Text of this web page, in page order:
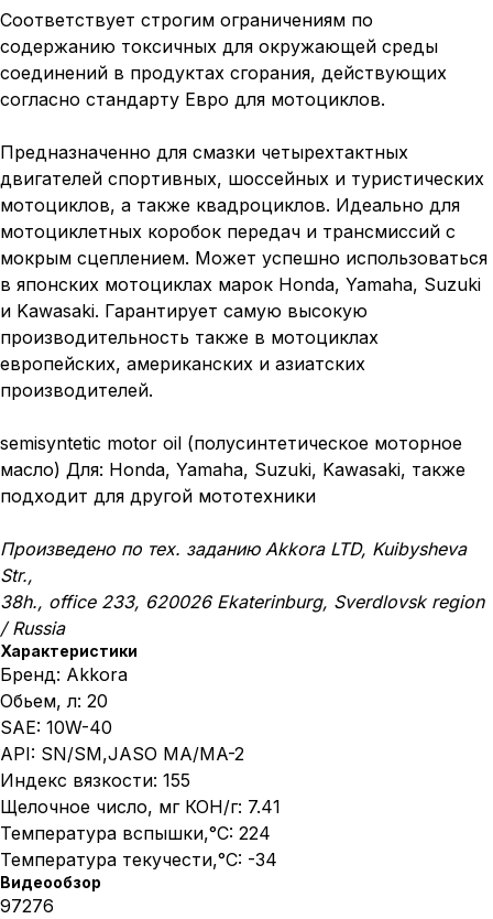
Соответствует строгим ограничениям по
содержанию токсичных для окружающей среды
соединений в продуктах сгорания, действующих
согласно стандарту Евро для мотоциклов.
Предназначенно для смазки четырехтактных
двигателей спортивных, шоссейных и туристических
мотоциклов, а также квадроциклов. Идеально для
мотоциклетных коробок передач и трансмиссий с
мокрым сцеплением. Может успешно использоваться
в японских мотоциклах марок Honda, Yamaha, Suzuki
и Kawasaki. Гарантирует самую высокую
производительность также в мотоциклах
европейских, американских и азиатских
производителей.
semisyntetic motor oil (полусинтетическое моторное
масло) Для: Honda, Yamaha, Suzuki, Kawasaki, также
подходит для другой мототехники
Произведено по тех. заданию Akkora LTD, Kuibysheva
Str.,
38h., office 233, 620026 Ekaterinburg, Sverdlovsk region
/ Russia
Характеристики
Бренд: Akkora
Обьем, л: 20
SAE: 10W-40
API: SN/SM,JASO MA/MA-2
Индекс вязкости: 155
Щелочное число, мг КОН/г: 7.41
Температура вспышки,°C: 224
Температура текучести,°C: -34
Видеообзор
97276